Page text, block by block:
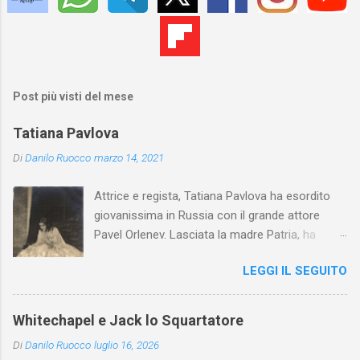
Post più visti del mese
Tatiana Pavlova
DiDanilo Ruocco marzo 14, 2021
Attrice e regista, Tatiana Pavlova ha esordito
giovanissima in Russia con il grande attore
Pavel Orlenev. Lasciata la madre Patria, ha
l'arte della Pavlova ha raggiunto la piena
maturità ed è stata in grado di rinnovare
profondamente l'attardato mondo teatrale
LEGGI IL SEGUITO
Whitechapel e Jack lo Squartatore
DiDanilo Ruocco luglio 16, 2026